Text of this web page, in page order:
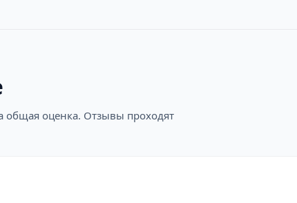
общая оценка. Отзывы проходят